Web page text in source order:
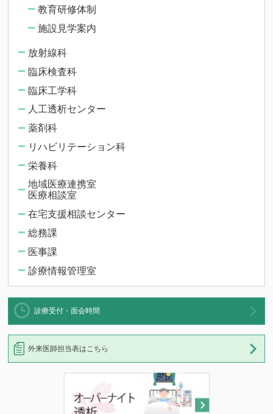
教育研修体制
施設見学案内
放射線科
臨床検査科
臨床工学科
人工透析センター
薬剤科
リハビリテーション科
栄養科
地域医療連携室
医療相談室
在宅支援相談センター
総務課
医事課
診療情報管理室
診療受付・面会時間
外来医師担当表はこちら